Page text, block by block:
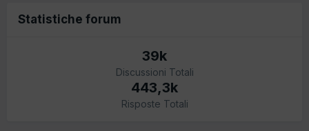
Statistiche forum
39k
Discussioni Totali
443,3k
Risposte Totali